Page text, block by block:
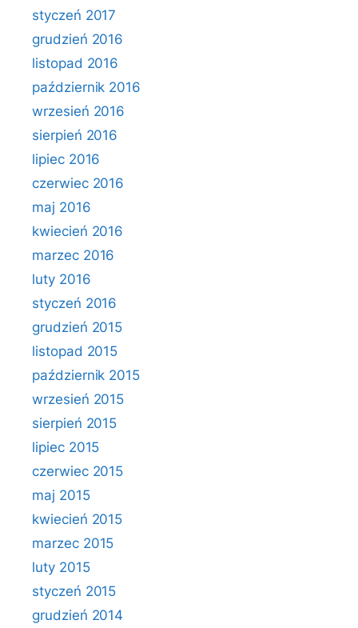
styczeń 2017
grudzień 2016
listopad 2016
październik 2016
wrzesień 2016
sierpień 2016
lipiec 2016
czerwiec 2016
maj 2016
kwiecień 2016
marzec 2016
luty 2016
styczeń 2016
grudzień 2015
listopad 2015
październik 2015
wrzesień 2015
sierpień 2015
lipiec 2015
czerwiec 2015
maj 2015
kwiecień 2015
marzec 2015
luty 2015
styczeń 2015
grudzień 2014